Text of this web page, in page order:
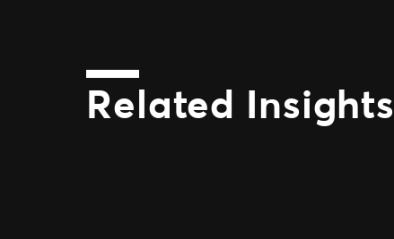
Related Insights